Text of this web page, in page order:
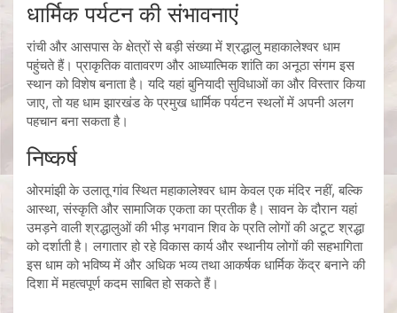
धार्मिक पर्यटन की संभावनाएं
रांची और आसपास के क्षेत्रों से बड़ी संख्या में श्रद्धालु महाकालेश्वर धाम
पहुंचते हैं। प्राकृतिक वातावरण और आध्यात्मिक शांति का अनूठा संगम इस
स्थान को विशेष बनाता है। यदि यहां बुनियादी सुविधाओं का और विस्तार किया
जाए, तो यह धाम झारखंड के प्रमुख धार्मिक पर्यटन स्थलों में अपनी अलग
पहचान बना सकता है।
निष्कर्ष
ओरमांझी के उलातू गांव स्थित महाकालेश्वर धाम केवल एक मंदिर नहीं, बल्कि
आस्था, संस्कृति और सामाजिक एकता का प्रतीक है। सावन के दौरान यहां
उमड़ने वाली श्रद्धालुओं की भीड़ भगवान शिव के प्रति लोगों की अटूट श्रद्धा
को दर्शाती है। लगातार हो रहे विकास कार्य और स्थानीय लोगों की सहभागिता
इस धाम को भविष्य में और अधिक भव्य तथा आकर्षक धार्मिक केंद्र बनाने की
दिशा में महत्वपूर्ण कदम साबित हो सकते हैं।